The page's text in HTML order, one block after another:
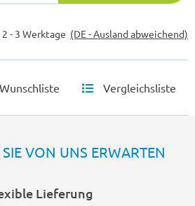
2 - 3 Werktage (DE - Ausland abweichend)
Wunschliste Vergleichsliste
VON UNS ERWARTEN
Lieferung